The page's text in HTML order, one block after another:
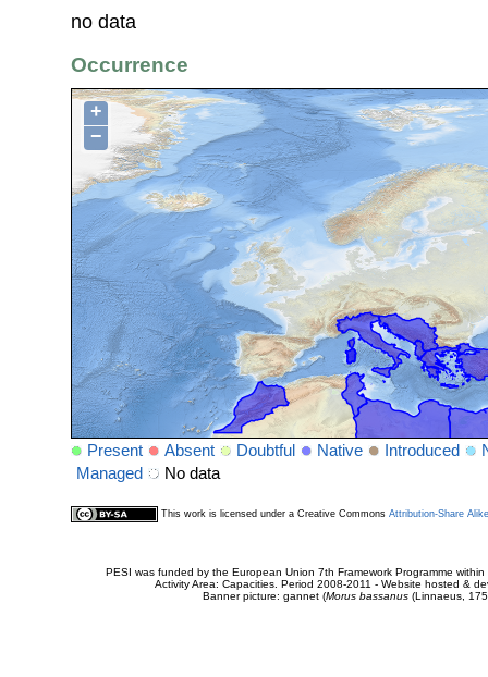
no data
Occurrence
+
−
Present Absent Doubtful Native Introduced
Managed
No data
This work is licensed under a Creative Commons Attribution-Share
PESI was funded by the European Union 7th Framework Programme
Activity Area: Capacities. Period 2008-2011 - Website hosted &
Banner picture: gannet (Morus bassanus(Linnaeus,